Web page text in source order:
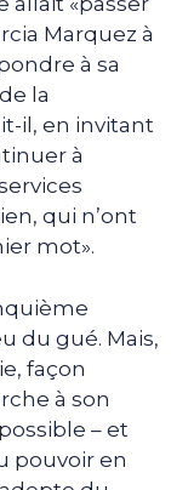
Marquez à
à sa
la
il, en invitant
à
qui n’ont
mot».
du gué. Mais,
façon
à son
– et
pouvoir en